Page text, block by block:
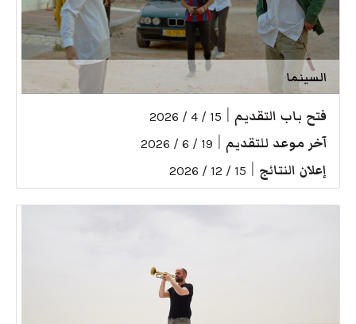
السينما
فتح باب التقديم 15 / 4 / 2026
آخر موعد للتقديم 19 / 6 / 2026
إعلان النتائج 15 / 12 / 2026